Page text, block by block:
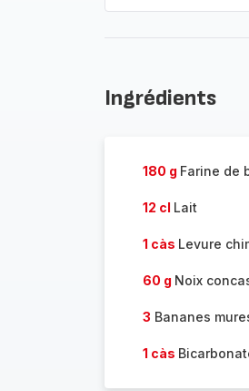
Ingrédients
180 g Farine de
12 cl Lait
1 càs Levure
60 g Noix
3 Bananes
1 càs